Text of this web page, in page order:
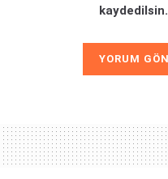
kaydedilsin.